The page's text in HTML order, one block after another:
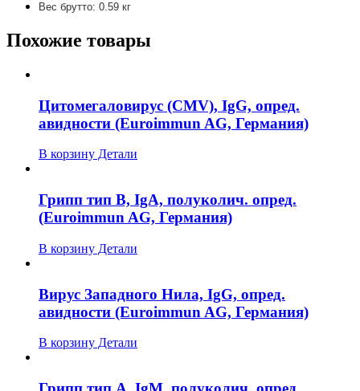
Вес брутто: 0.59 кг
Похожие товары
Цитомегаловирус (CMV), IgG, опред.
авидности (Euroimmun AG, Германия)
В корзину Детали
Грипп тип B, IgA, полуколич. опред.
(Euroimmun AG, Германия)
В корзину Детали
Вирус Западного Нила, IgG, опред.
авидности (Euroimmun AG, Германия)
В корзину Детали